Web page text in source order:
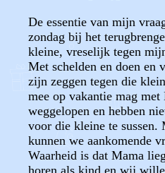
De essentie van mijn
zondag bij het
kleine, vreselijk tegen
Met schelden en doen en
zijn zeggen tegen die
mee op vakantie mag
weggelopen en hebben
voor die kleine te sussen.
kunnen we aankomende
Waarheid is dat Mama
horen als kind en wij